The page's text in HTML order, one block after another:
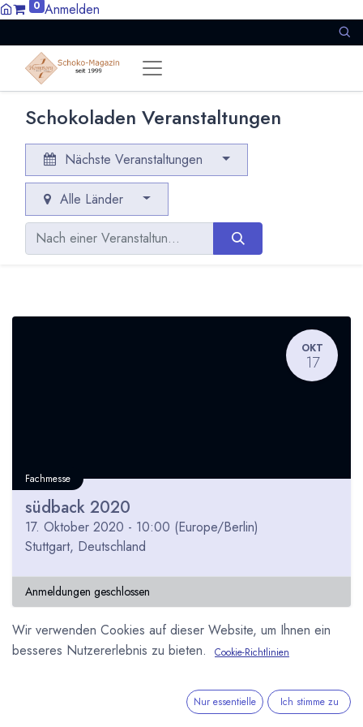
0 Anmelden
Schokoladen Veranstaltungen
Nächste Veranstaltungen
Alle Länder
OKT
17
Fachmesse
südback 2020
17. Oktober 2020 - 10:00 (Europe/Berlin)
Stuttgart, Deutschland
Anmeldungen geschlossen
Wir verwenden Cookies auf dieser Website, um Ihnen ein
besseres Nutzererlebnis zu bieten.
Cookie-Richtlinien
Nur essentielle Ich stimme zu